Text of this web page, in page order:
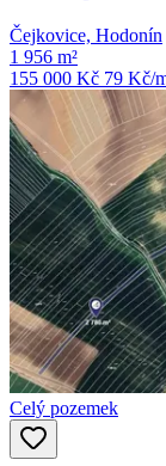
Čejkovice, Hodonín
1 956 m²
155 000 Kč 79 Kč/
Celý pozemek